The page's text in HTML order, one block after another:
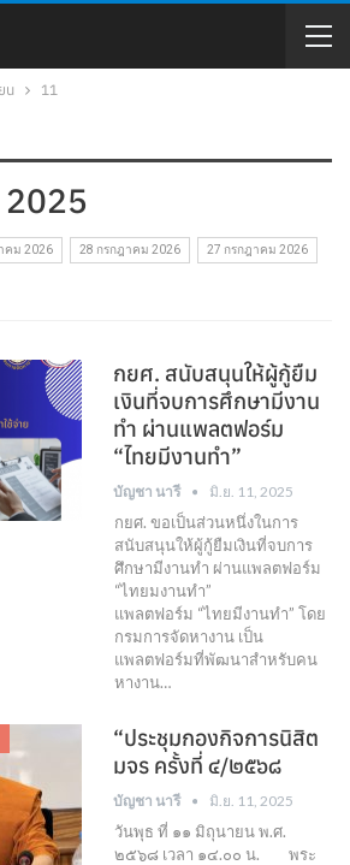
น 11
คม 2026 28 กรกฎาคม 2026 27 กรกฎาคม 2026
กยศ. สนับสนุนให้ผู้กู้ยืม
เงินที่จบการศึกษามีงาน
ทำ ผ่านแพลตฟอร์ม
“ไทยมีงานทำ”
บัญชา นารี มิ.ย. 11, 2025
กยศ. ขอเป็นส่วนหนึ่งในการ
สนับสนุนให้ผู้กู้ยืมเงินที่จบการ
ศึกษามีงานทำ ผ่านแพลตฟอร์ม
“ไทยมงานทำ”
แพลตฟอร์ม “ไทยมีงานทำ” โดย
กรมการจัดหางาน เป็น
แพลตฟอร์มที่พัฒนาสำหรับคน
หางาน…
“ประชุมกองกิจการนิสิต
มจร ครั้งที่ ๔/๒๕๖๘
บัญชา นารี มิ.ย. 11, 2025
วันพุธ ที่ ๑๑ มิถุนายน พ.ศ.
๒๕๖๘ เวลา ๑๔.๐๐ น. พระ